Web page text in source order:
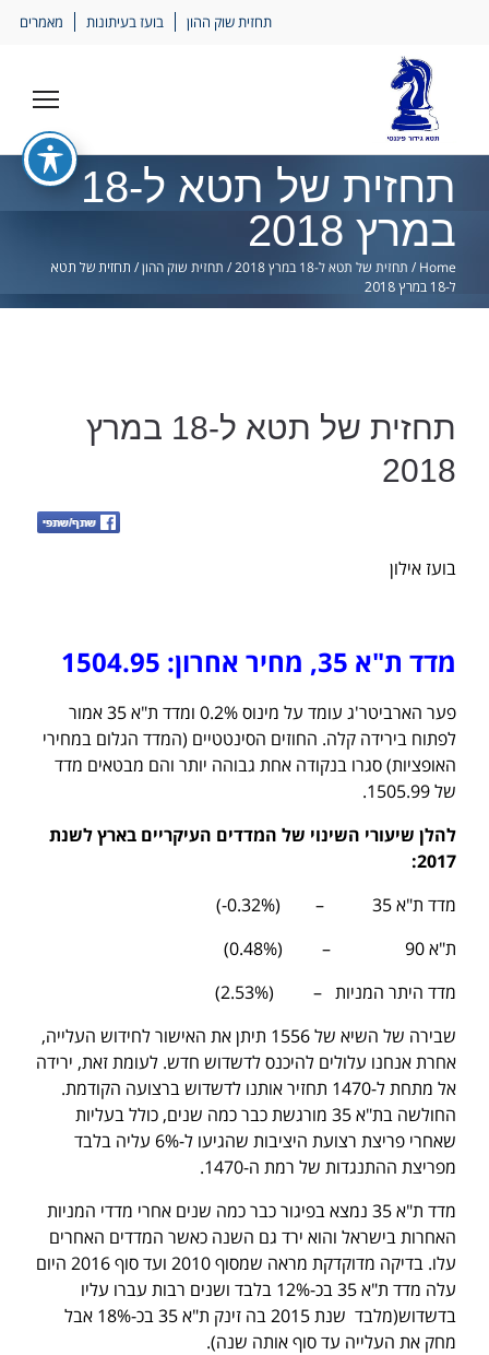
תחזית שוק ההון בועז בעיתונות מאמרים
תחזית של תטא ל-18
במרץ 2018
Home
/ תחזית של תטא ל-18 במרץ 2018 / תחזית שוק ההון/ תחזית של תטא
ל-18 במרץ 2018
תחזית של תטא ל-18 במרץ
2018
בועז אילון
מדד ת"א 35, מחיר אחרון: 1504.95
פער הארביטר'ג עומד על מינוס 0.2% ומדד ת"א 35 אמור
לפתוח בירידה קלה. החוזים הסינטטיים (המדד הגלום במחירי
האופציות) סגרו בנקודה אחת גבוהה יותר והם מבטאים מדד
של 1505.99.
להלן שיעורי השינוי של המדדים העיקריים בארץ לשנת
2017:
מדד ת"א 35 – (0.32%-)
ת"א 90 – (0.48%)
מדד היתר המניות – (2.53%)
שבירה של השיא של 1556 תיתן את האישור לחידוש העלייה,
אחרת אנחנו עלולים להיכנס לדשדוש חדש. לעומת זאת, ירידה
אל מתחת ל-1470 תחזיר אותנו לדשדוש ברצועה הקודמת.
החולשה בת"א 35 מורגשת כבר כמה שנים, כולל בעליות
שאחרי פריצת רצועת היציבות שהגיעו ל-6% עליה בלבד
מפריצת ההתנגדות של רמת ה-1470.
מדד ת"א 35 נמצא בפיגור כבר כמה שנים אחרי מדדי המניות
האחרות בישראל והוא ירד גם השנה כאשר המדדים האחרים
עלו. בדיקה מדוקדקת מראה שמסוף 2010 ועד סוף 2016 היום
עלה מדד ת"א 35 בכ-12% בלבד ושנים רבות עברו עליו
בדשדוש(מלבד שנת 2015 בה זינק ת"א 35 בכ-18% אבל
מחק את העלייה עד סוף אותה שנה).